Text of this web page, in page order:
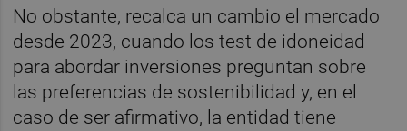
No obstante, recalca un cambio el mercado
desde 2023, cuando los test de idoneidad
para abordar inversiones preguntan sobre
las preferencias de sostenibilidad y, en el
caso de ser afirmativo, la entidad tiene